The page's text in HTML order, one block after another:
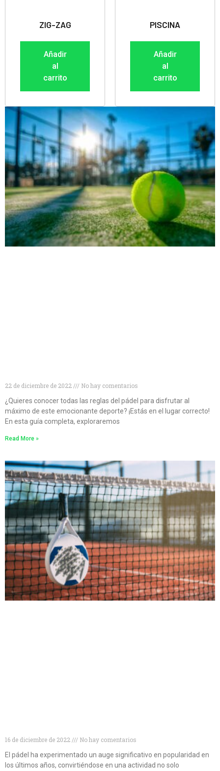
ZIG-ZAG
Añadir
al
carrito
PISCINA
Añadir
al
carrito
22 de diciembre de 2022
No hay comentarios
¿Quieres conocer todas las reglas del pádel para disfrutar al
máximo de este emocionante deporte? ¡Estás en el lugar correcto!
En esta guía completa, exploraremos
Read More »
16 de diciembre de 2022
No hay comentarios
El pádel ha experimentado un auge significativo en popularidad en
los últimos años, convirtiéndose en una actividad no solo